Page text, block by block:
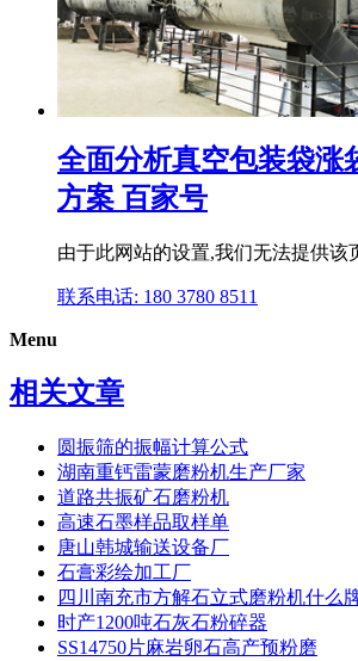
全面分析真空包装袋涨
方案 百家号
由于此网站的设置,我们无法提供该
联系电话: 180 3780 8511
Menu
相关文章
圆振筛的振幅计算公式
湖南重钙雷蒙磨粉机生产厂家
道路共振矿石磨粉机
高速石墨样品取样单
唐山韩城输送设备厂
石膏彩绘加工厂
四川南充市方解石立式磨粉机什么
时产1200吨石灰石粉碎器
SS14750片麻岩卵石高产预粉磨